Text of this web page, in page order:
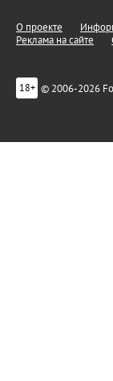
О проекте
Реклама на сайте
18+ © 2006-2026